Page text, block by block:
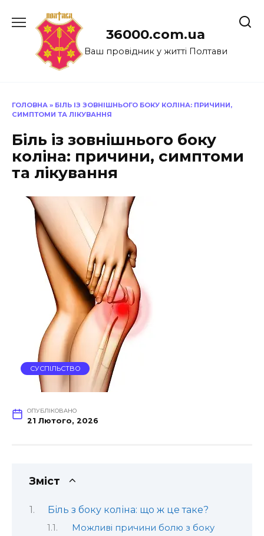
до
36000.com.ua
Ваш провідник у житті Полтави
ГОЛОВНА » БІЛЬ ІЗ ЗОВНІШНЬОГО БОКУ КОЛІНА: ПРИЧИНИ,
СИМПТОМИ ТА ЛІКУВАННЯ
Біль із зовнішнього боку
коліна: причини, симптоми
та лікування
СУСПІЛЬСТВО
ОПУБЛІКОВАНО
21 Лютого, 2026
Зміст
Біль з боку коліна: що ж це таке?
Можливі причини болю з боку